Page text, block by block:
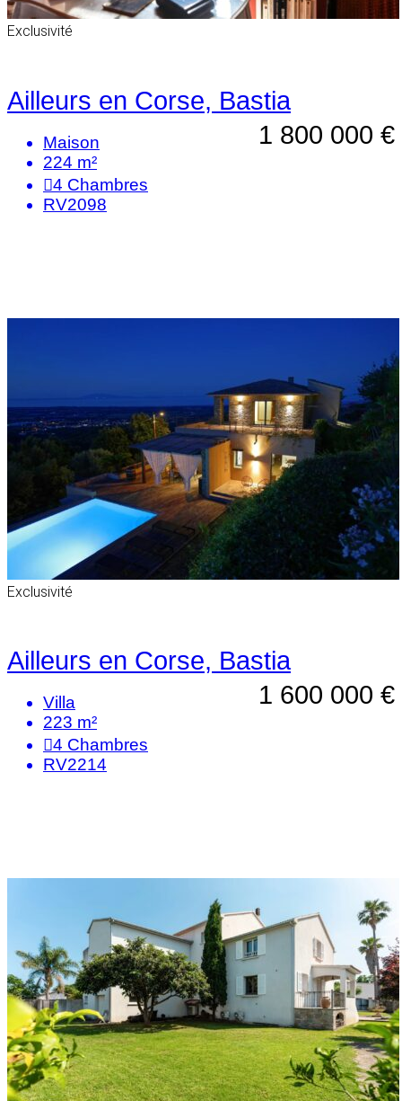
Exclusivité
Ailleurs en Corse, Bastia
1 800 000 €
Maison
224 m²
4 Chambres
RV2098
Exclusivité
Ailleurs en Corse, Bastia
1 600 000 €
Villa
223 m²
4 Chambres
RV2214